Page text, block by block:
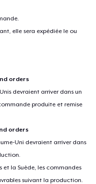
elle sera expédiée le ou
orders
devraient arriver dans un
produite et remise
orders
Uni devraient arriver dans
et la Suède, les commandes
suivant la production.